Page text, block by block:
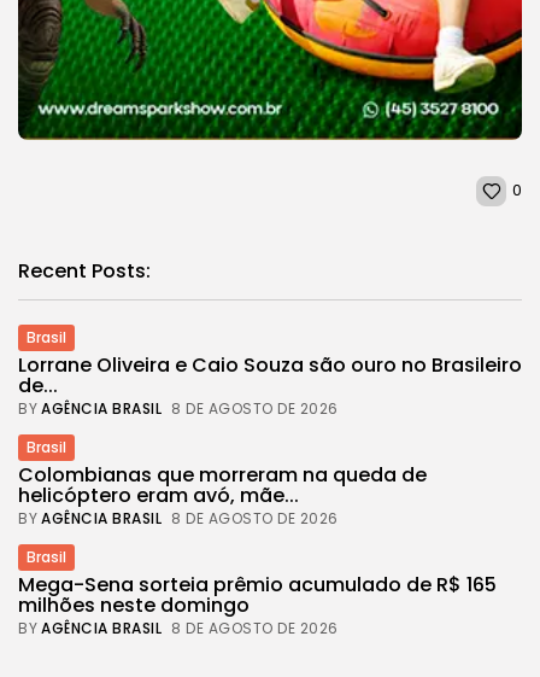
0
Recent Posts:
Brasil
Lorrane Oliveira e Caio Souza são ouro no Brasileiro
de...
BYAGÊNCIA BRASIL 8 DE AGOSTO DE 2026
Brasil
Colombianas que morreram na queda de
helicóptero eram avó, mãe...
BYAGÊNCIA BRASIL 8 DE AGOSTO DE 2026
Brasil
Mega-Sena sorteia prêmio acumulado de R$ 165
milhões neste domingo
BYAGÊNCIA BRASIL 8 DE AGOSTO DE 2026